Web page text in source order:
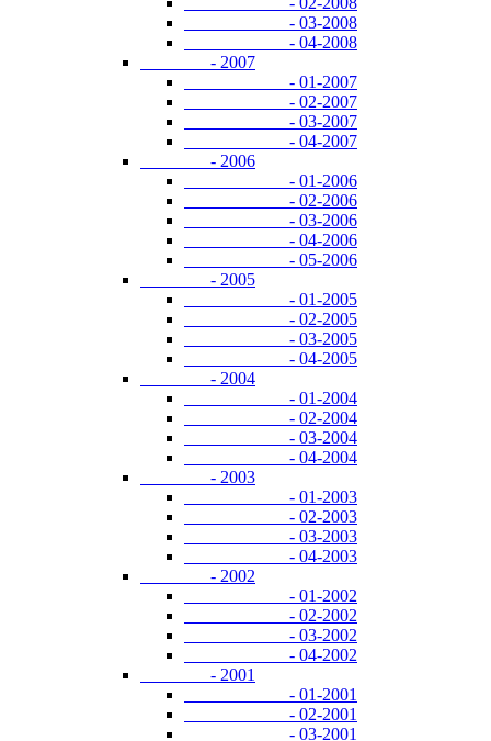
- 03-2008
- 04-2008
- 2007
- 01-2007
- 02-2007
- 03-2007
- 04-2007
- 2006
- 01-2006
- 02-2006
- 03-2006
- 04-2006
- 05-2006
- 2005
- 01-2005
- 02-2005
- 03-2005
- 04-2005
- 2004
- 01-2004
- 02-2004
- 03-2004
- 04-2004
- 2003
- 01-2003
- 02-2003
- 03-2003
- 04-2003
- 2002
- 01-2002
- 02-2002
- 03-2002
- 04-2002
- 2001
- 01-2001
- 02-2001
- 03-2001